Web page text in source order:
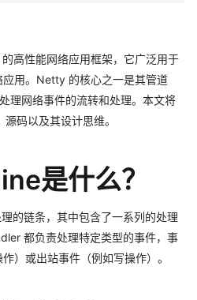
高性能网络应用框架，它广泛用于
用。Netty 的核心之一是其管道
理网络事件的流转和处理。本文将
码以及其设计思维。
是什么？
的链条，其中包含了一系列的处理
都负责处理特定类型的事件，事
）或出站事件（例如写操作）。